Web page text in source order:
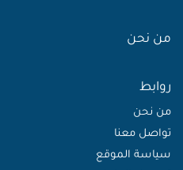
من نحن
روابط
من نحن
تواصل معنا
سياسة الموقع